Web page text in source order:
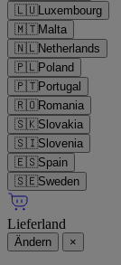
🇱🇺Luxembourg
🇲🇹Malta
🇳🇱Netherlands
🇵🇱Poland
🇵🇹Portugal
🇷🇴Romania
🇸🇰Slovakia
🇸🇮Slovenia
🇪🇸Spain
🇸🇪Sweden
Lieferland
Ändern ×